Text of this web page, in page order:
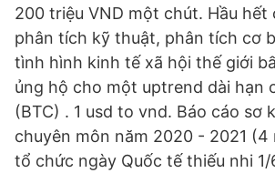
200 triệu VND một chút. Hầu hết
phân tích kỹ thuật, phân tích cơ
tình hình kinh tế xã hội thế giới
ủng hộ cho một uptrend dài hạn
(BTC) . 1 usd to vnd. Báo cáo sơ
chuyên môn năm 2020 - 2021 (4
tổ chức ngày Quốc tế thiếu nhi 1/